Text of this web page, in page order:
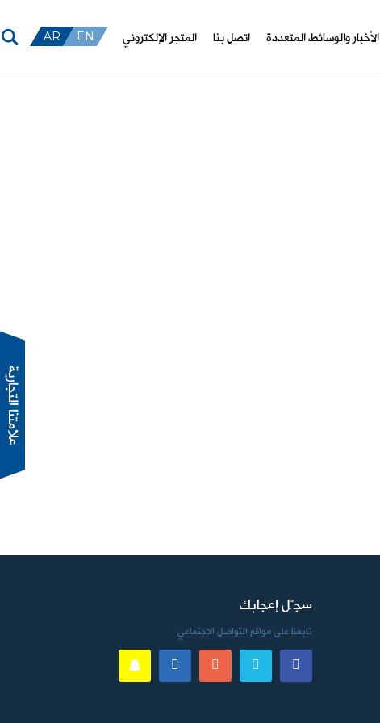
AR EN الأخبار والوسائط المتعددة اتصل بنا المتجر الإلكتروني
سجّل إعجابك
تابعنا على مواقع التواصل الإجتماعي